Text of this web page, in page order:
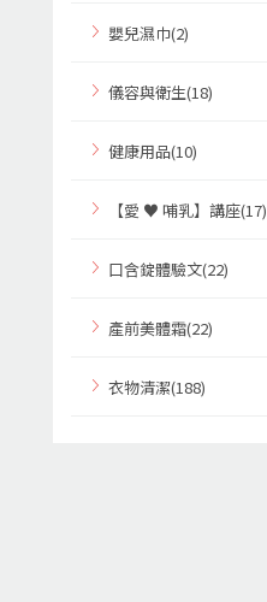
嬰兒濕巾(2)
儀容與衛生(18)
健康用品(10)
【愛 ♥ 哺乳】講座(17)
口含錠體驗文(22)
產前美體霜(22)
衣物清潔(188)